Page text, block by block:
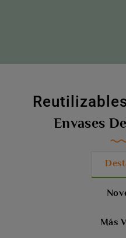
Envases
Más